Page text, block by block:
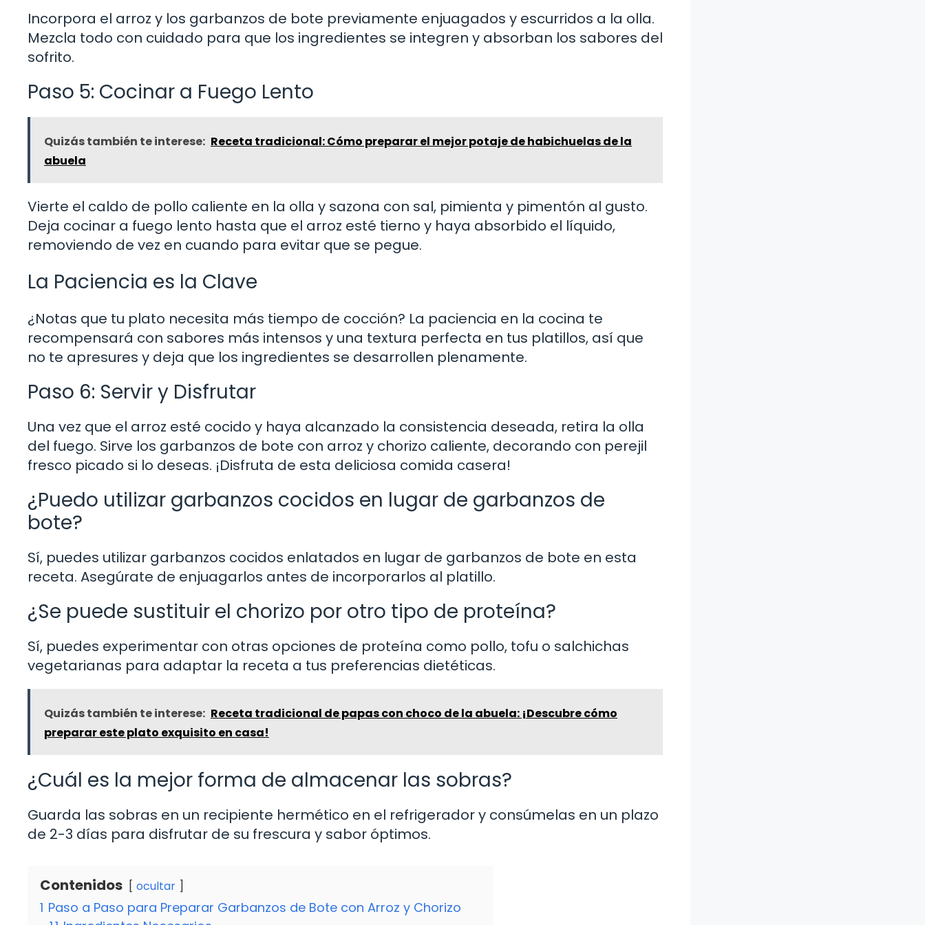
Incorpora el arroz y los garbanzos de bote previamente enjuagados y escurridos a la olla.
Mezcla todo con cuidado para que los ingredientes se integren y absorban los sabores del
sofrito.
Paso 5: Cocinar a Fuego Lento
Quizás también te interese: Receta tradicional: Cómo preparar el mejor potaje de habichuelas de la
abuela
Vierte el caldo de pollo caliente en la olla y sazona con sal, pimienta y pimentón al gusto.
Deja cocinar a fuego lento hasta que el arroz esté tierno y haya absorbido el líquido,
removiendo de vez en cuando para evitar que se pegue.
La Paciencia es la Clave
¿Notas que tu plato necesita más tiempo de cocción? La paciencia en la cocina te
recompensará con sabores más intensos y una textura perfecta en tus platillos, así que
no te apresures y deja que los ingredientes se desarrollen plenamente.
Paso 6: Servir y Disfrutar
Una vez que el arroz esté cocido y haya alcanzado la consistencia deseada, retira la olla
del fuego. Sirve los garbanzos de bote con arroz y chorizo caliente, decorando con perejil
fresco picado si lo deseas. ¡Disfruta de esta deliciosa comida casera!
¿Puedo utilizar garbanzos cocidos en lugar de garbanzos de
bote?
Sí, puedes utilizar garbanzos cocidos enlatados en lugar de garbanzos de bote en esta
receta. Asegúrate de enjuagarlos antes de incorporarlos al platillo.
¿Se puede sustituir el chorizo por otro tipo de proteína?
Sí, puedes experimentar con otras opciones de proteína como pollo, tofu o salchichas
vegetarianas para adaptar la receta a tus preferencias dietéticas.
Quizás también te interese: Receta tradicional de papas con choco de la abuela: ¡Descubre cómo
preparar este plato exquisito en casa!
¿Cuál es la mejor forma de almacenar las sobras?
Guarda las sobras en un recipiente hermético en el refrigerador y consúmelas en un plazo
de 2-3 días para disfrutar de su frescura y sabor óptimos.
Contenidos ocultar
1 Paso a Paso para Preparar Garbanzos de Bote con Arroz y Chorizo